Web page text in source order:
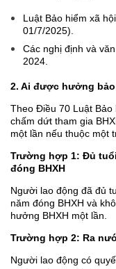
Luật Bảo hiểm xã
01/7/2025).
Các nghị định và
2024.
2. Ai được hưởng
Theo Điều 70 Luật Bảo
chấm dứt tham gia
một lần nếu thuộc một
Trường hợp 1: Đủ
đóng BHXH
Người lao động đã đủ
năm đóng BHXH và
hưởng BHXH một lần.
Trường hợp 2: Ra
Người lao động có